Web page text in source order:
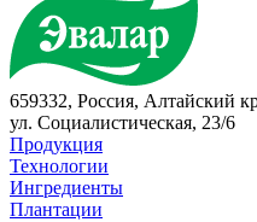
659332, Россия, Алтайский
ул. Социалистическая, 23/6
Продукция
Технологии
Ингредиенты
Плантации